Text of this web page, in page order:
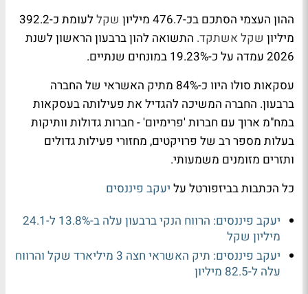
ההון העצמי הסתכם בכ-476.7 מיליון
שקל
לעומת כ-392.2
מיליון שקל אשתקד. התשואה להון ברבעון הראשון לשנת
2026 עמדה על כ-19.23% במונחים שנתיים.
עסקאות סולו היוו כ-84% מתיק האשראי של החברה
ברבעון. החברה המשיכה להגדיל את פעילותה בעסקאות
במח"מ ארוך עם חברות 'פרימיום' - חברות גדולות וותיקות
בעלות מספר רב של פרויקטים, מחזורי פעילות גדולים
ותזרים מזומנים משמעותי.
כל הכתבות בביזפורטל על יעקב פיננסים
יעקב פיננסים: הרווח הנקי ברבעון עלה ב-13.8% ל-24.1
מיליון שקל
יעקב פיננסים: תיק האשראי חצה 3 מיליארד שקל והרווח
עלה ל-82.5 מיליון